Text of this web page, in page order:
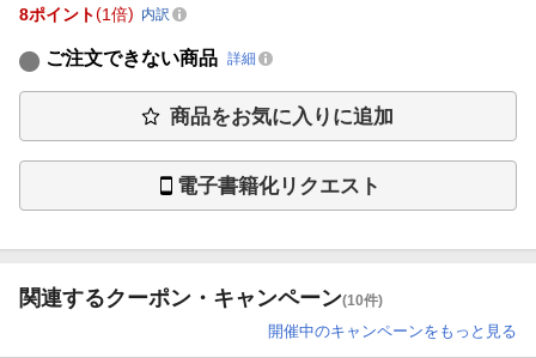
8ポイント 1倍 内訳
ご注文できない商品 詳細
商品をお気に入りに追加
電子書籍化リクエスト
関連するクーポン・キャンペーン(10件)
開催中のキャンペーンをもっと見る